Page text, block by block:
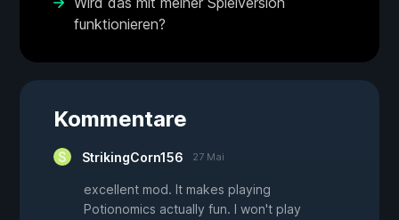
funktionieren?
Kommentare
StrikingCorn156 27 Mai
excellent mod. It makes playing
Potionomics actually fun. I won't play